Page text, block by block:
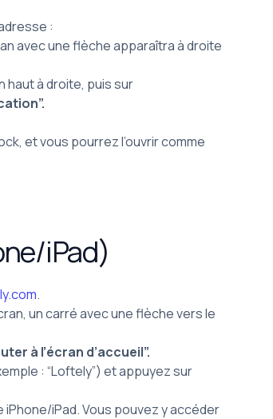
:
avec une flèche apparaîtra à droite
haut à droite, puis sur
et vous pourrez l’ouvrir comme
iPad)
.
un carré avec une flèche vers le
à l’écran d’accueil”.
: “Loftely”) et appuyez sur
iPhone/iPad. Vous pouvez y accéder